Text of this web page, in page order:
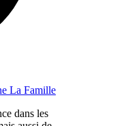
La Famille
dans les